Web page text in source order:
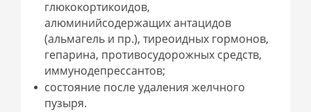
глюкокортикоидов,
алюминийсодержащих антацидов
(альмагель и пр.), тиреоидных гормонов,
гепарина, противосудорожных средств,
иммунодепрессантов;
состояние после удаления желчного
пузыря.